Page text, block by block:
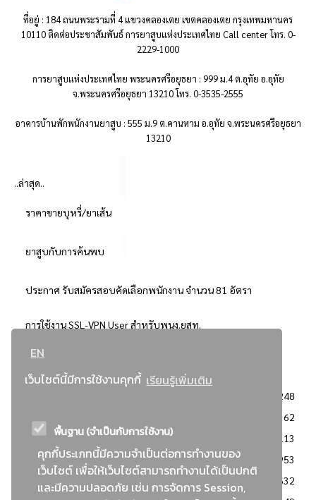
EN
เว็บไซต์นี้มีการใช้งานคุกกี้ เรียนรู้เพิ่มเติม
พื้นฐาน (จำเป็นกับการใช้งาน)
คุกกี้ประเภทนี้มีความจำเป็นต่อการทำงานของ
เว็บไซต์ เพื่อให้เว็บไซต์สามารถทำงานได้เป็นปกติ
และมีความปลอดภัย เช่น การจัดการ Session,
ที่อยู่ : 184 ถนนพระรามที่ 4 แขวงคลองเตย เขตคลองเตย กรุงเทพมหานคร
10110 ติดต่อประชาสัมพันธ์ การยาสูบแห่งประเทศไทย Call center โทร. 0-
2229-1000
การยาสูบแห่งประเทศไทย พระนครศรีอยุธยา : 999 ม.4 ต.อุทัย อ.อุทัย
จ.พระนครศรีอยุธยา 13210 โทร. 0-3535-2555
อาคารบ้านพักพนักงานยาสูบ : 555 ม.9 ต.คานหาม อ.อุทัย จ.พระนครศรีอยุธยา
13210
..ล่าสุด..
ราคาขายบุหรี่/ยาเส้น
ยาสูบกับการค้นพบ
ประกาศ รับสมัครสอบคัดเลือกพนักงาน จำนวน 81 อัตรา
การใช้งาน SSL-VPN User สำหรับพนง.ยสท.
..ยอดนิยม..
3248
2362
: วิธีเฉพาะเจาะจง
2113
ข่าวสาร/ประกาศ
1953
: เอกสารส่งเสริมความโปร่งใสในการจัดซื้อจัดจ้าง
1632